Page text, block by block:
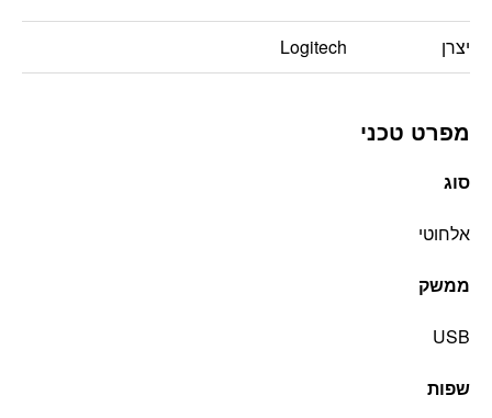
יצרן Logitech
מפרט טכני
סוג
אלחוטי
ממשק
USB
שפות